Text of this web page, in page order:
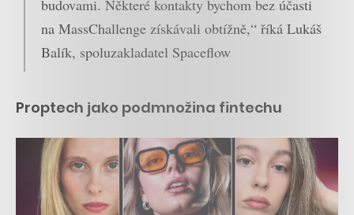
budovami. Některé kontakty bychom bez účasti
na MassChallenge získávali obtížně,“ říká Lukáš
Balík, spoluzakladatel Spaceflow
Proptech jako podmnožina fintechu